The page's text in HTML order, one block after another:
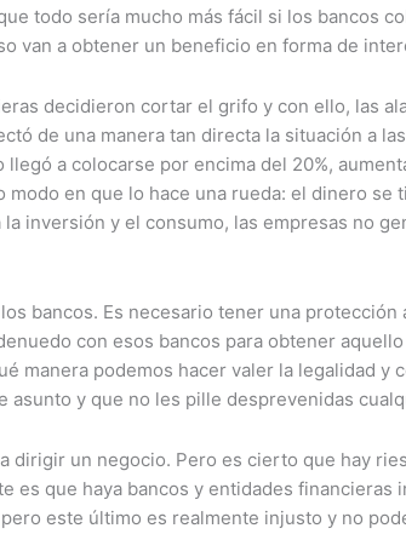
todo sería mucho más fácil si los bancos
van a obtener un beneficio en forma de
decidieron cortar el grifo y con ello, las
de una manera tan directa la situación a
a colocarse por encima del 20%,
en que lo hace una rueda: el dinero
inversión y el consumo, las empresas no
bancos. Es necesario tener una
con esos bancos para obtener
manera podemos hacer valer la legalidad
y que no les pille desprevenidas
dirigir un negocio. Pero es cierto que hay
que haya bancos y entidades
este último es realmente injusto y no